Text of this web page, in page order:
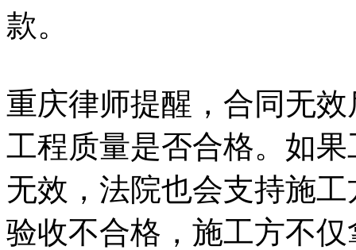
款。
重庆律师提醒，合同无
工程质量是否合格。如
无效，法院也会支持施
验收不合格，施工方不